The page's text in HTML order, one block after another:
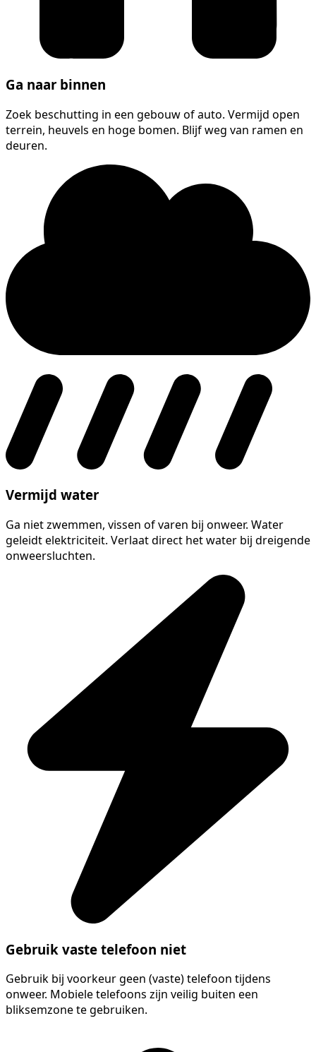
Ga naar binnen
Zoek beschutting in een gebouw of auto. Vermijd open
terrein, heuvels en hoge bomen. Blijf weg van ramen en
deuren.
Vermijd water
Ga niet zwemmen, vissen of varen bij onweer. Water
geleidt elektriciteit. Verlaat direct het water bij dreigende
onweersluchten.
Gebruik vaste telefoon niet
Gebruik bij voorkeur geen (vaste) telefoon tijdens
onweer. Mobiele telefoons zijn veilig buiten een
bliksemzone te gebruiken.